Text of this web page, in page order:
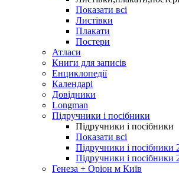
Показати всі
Листівки
Плакати
Постери
Атласи
Книги для записів
Енциклопедії
Календарі
Довідники
Longman
Підручники і посібники
Підручники і посібники
Показати всі
Підручники і посібники
Підручники і посібники
Генеза + Оріон м Київ